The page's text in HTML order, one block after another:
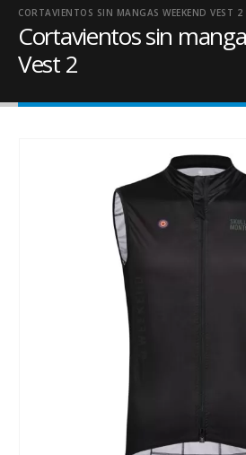
CORTAVIENTOS SIN MANGAS WEEKEND VEST 2
Cortavientos sin
Vest 2